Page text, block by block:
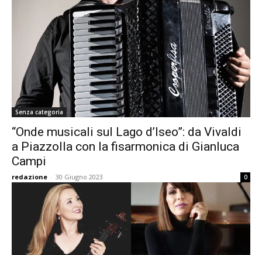
Senza categoria
“Onde musicali sul Lago d’Iseo”: da Vivaldi
a Piazzolla con la fisarmonica di Gianluca
Campi
redazione - 30 Giugno 2023 0